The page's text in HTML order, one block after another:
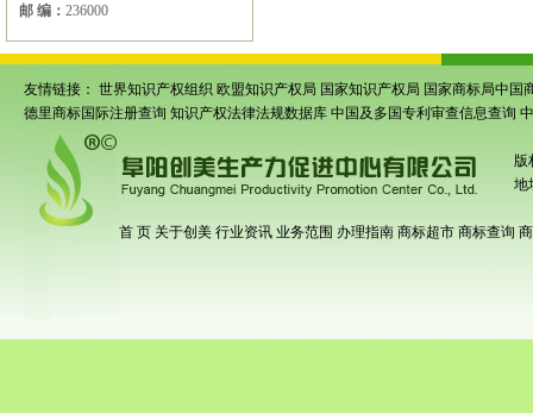
邮 编： 236000
友情链接： 世界知识产权组织 欧盟知识产权局 国家知识产权局 国家商标局中国
德里商标国际注册查询 知识产权法律法规数据库 中国及多国专利审查信息查询
版
地
首 页 关于创美 行业资讯 业务范围 办理指南 商标超市 商标查询